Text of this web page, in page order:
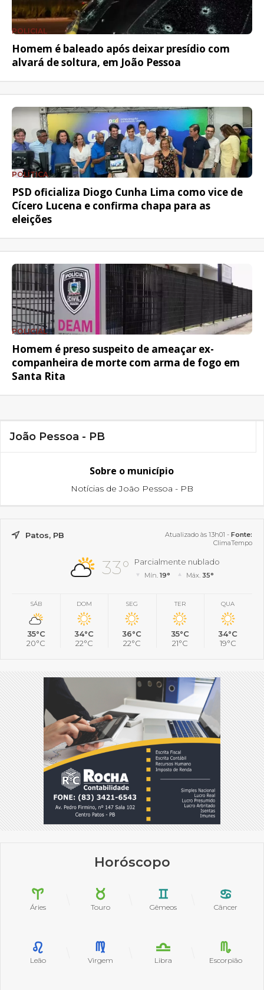
POLICIAL
Homem é baleado após deixar presídio com
alvará de soltura, em João Pessoa
POLÍTICA
PSD oficializa Diogo Cunha Lima como vice de
Cícero Lucena e confirma chapa para as
eleições
POLICIAL
Homem é preso suspeito de ameaçar ex-
companheira de morte com arma de fogo em
Santa Rita
João Pessoa - PB
Sobre o município
Notícias de João Pessoa - PB
Patos, PB Atualizado às 13h01 - Fonte:
ClimaTempo
33° Parcialmente nublado
Mín.19° Máx. 35°
SÁB
35°C
20°C
DOM
34°C
22°C
SEG
36°C
22°C
TER
35°C
21°C
QUA
34°C
19°C
Horóscopo
Áries Touro Gêmeos Câncer
Leão Virgem Libra Escorpião